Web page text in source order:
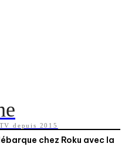
depuis 2015
chez Roku avec la